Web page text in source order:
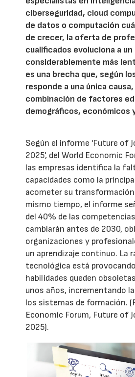
ciberseguridad, cloud
de datos o computación
de crecer, la oferta de
cualificados evoluciona a
considerablemente más
es una brecha que, según
responde a una única
combinación de factores
demográficos, económicos
Según el informe 'Future of
2025', del World Economic
las empresas identifica la
capacidades como la
acometer su
mismo tiempo, el informe
del 40% de las
cambiarán antes de 2030,
organizaciones y
un aprendizaje continuo. La
tecnológica está
habilidades queden
unos años, incrementando
los sistemas de formación.
Economic Forum, Future of
2025).